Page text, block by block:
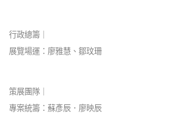
行政總籌｜
展覽場運：廖雅慧、鄒玟珊
策展團隊｜
專案統籌：蘇彥辰．廖映辰